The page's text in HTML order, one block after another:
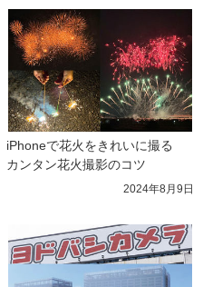
iPhoneで花火をきれいに撮る
カンタン花火撮影のコツ
2024年8月9日